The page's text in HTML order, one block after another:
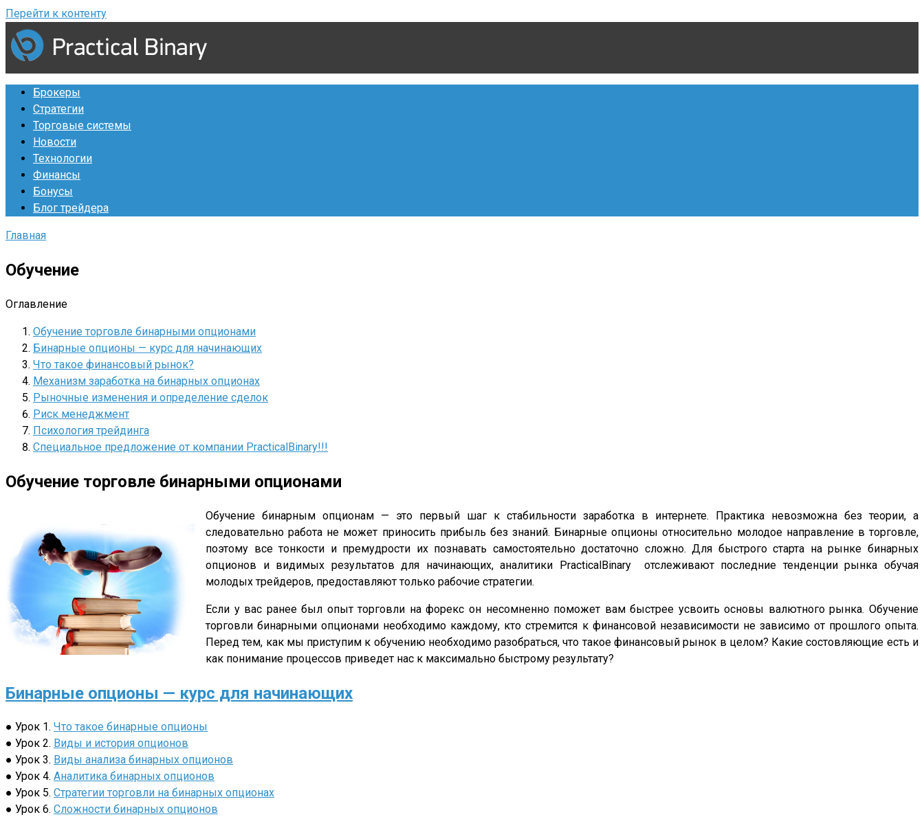
Перейти к контенту
Брокеры
Стратегии
Торговые системы
Новости
Технологии
Финансы
Бонусы
Блог трейдера
Главная
Обучение
Оглавление
Обучение торговле бинарными опционами
Бинарные опционы — курс для начинающих
Что такое финансовый рынок?
Механизм заработка на бинарных опционах
Рыночные изменения и определение сделок
Риск менеджмент
Психология трейдинга
Специальное предложение от компании PracticalBinary!!!
Обучение торговле бинарными опционами
Обучение бинарным опционам — это первый шаг к стабильности заработка в интернете. Практика невозможна без теории, а
следовательно работа не может приносить прибыль без знаний. Бинарные опционы относительно молодое направление в торговле,
поэтому все тонкости и премудрости их познавать самостоятельно достаточно сложно. Для быстрого старта на рынке бинарных
опционов и видимых результатов для начинающих, аналитики PracticalBinary отслеживают последние тенденции рынка обучая
молодых трейдеров, предоставляют только рабочие стратегии.
Если у вас ранее был опыт торговли на форекс он несомненно поможет вам быстрее усвоить основы валютного рынка. Обучение
торговли бинарными опционами необходимо каждому, кто стремится к финансовой независимости не зависимо от прошлого опыта.
Перед тем, как мы приступим к обучению необходимо разобраться, что такое финансовый рынок в целом? Какие состовляющие есть и
как понимание процессов приведет нас к максимально быстрому результату?
Бинарные опционы — курс для начинающих
● Урок 1. Что такое бинарные опционы
● Урок 2. Виды и история опционов
● Урок 3. Виды анализа бинарных опционов
● Урок 4. Аналитика бинарных опционов
● Урок 5. Стратегии торговли на бинарных опционах
● Урок 6. Сложности бинарных опционов